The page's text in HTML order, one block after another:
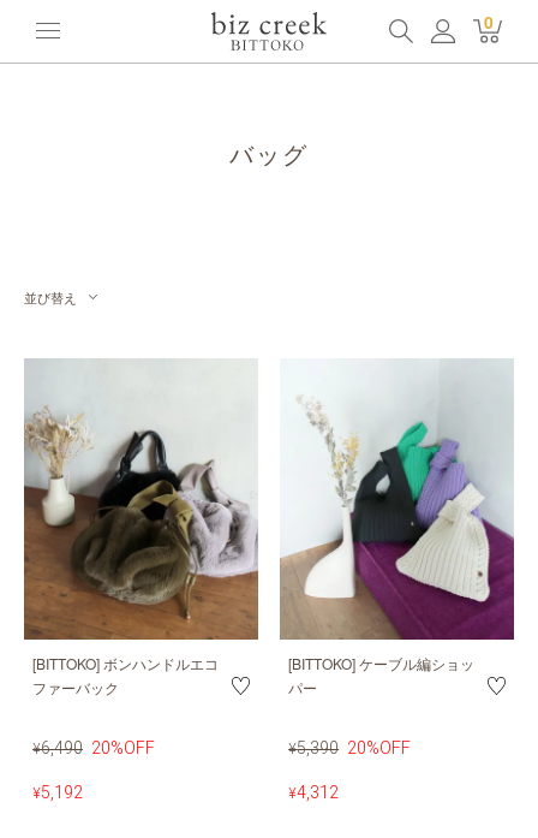
0
その他
バッグ
並び替え
[BITTOKO] ボンハンドルエコ
ファーバック
¥6,490 20%OFF
¥5,192
[BITTOKO] ケーブル編ショッ
パー
¥5,390 20%OFF
¥4,312